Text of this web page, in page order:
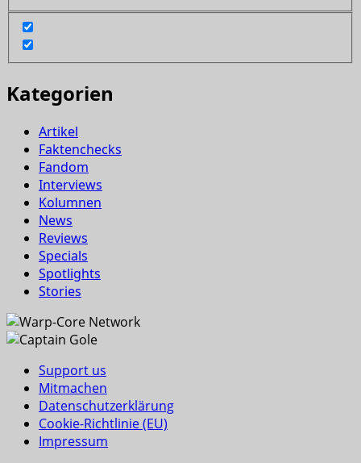
Kategorien
Artikel
Faktenchecks
Fandom
Interviews
Kolumnen
News
Reviews
Specials
Spotlights
Stories
Support us
Mitmachen
Datenschutzerklärung
Cookie-Richtlinie (EU)
Impressum